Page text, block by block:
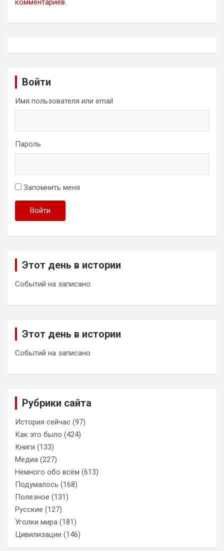
комментариев.
Войти
Имя пользователя или email
Пароль
Запомнить меня
Войти
Этот день в истории
Событий на записано
Этот день в истории
Событий на записано
Рубрики сайта
История сейчас (97)
Как это было (424)
Книги (133)
Медиа (227)
Немного обо всём (613)
Подумалось (168)
Полезное (131)
Русские (127)
Уголки мира (181)
Цивилизации (146)